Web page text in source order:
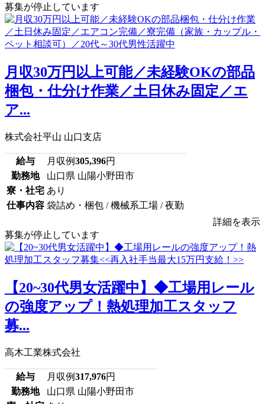
募集が停止しています
月収30万円以上可能／未経験OKの部品
梱包・仕分け作業／土日休み固定／エ
ア...
株式会社平山 山口支店
給与 月収例305,396円
勤務地
山口県 山陽小野田市
寮・社宅 あり
仕事内容 袋詰め・梱包 / 機械系工場 / 夜勤
詳細を表示
募集が停止しています
【20~30代男女活躍中】◆工場用レール
の強度アップ！熱処理加工スタッフ
募...
高木工業株式会社
給与 月収例317,976円
勤務地
山口県 山陽小野田市